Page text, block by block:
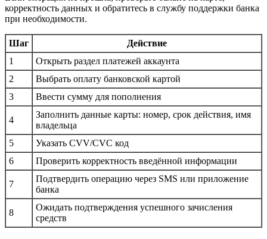
корректность данных и обратитесь в службу поддержки банка
при необходимости.
Шаг
Действие
1
Открыть раздел платежей аккаунта
2
Выбрать оплату банковской картой
3
Ввести сумму для пополнения
4
Заполнить данные карты: номер, срок действия, имя
владельца
5
Указать CVV/CVC код
6
Проверить корректность введённой информации
7
Подтвердить операцию через SMS или приложение
банка
8
Ожидать подтверждения успешного зачисления
средств